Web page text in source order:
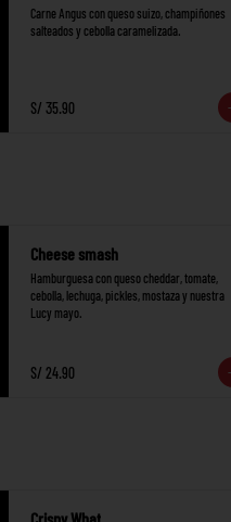
Carne Angus con queso suizo, champiñones
salteados y cebolla caramelizada.
S/ 35.90
Cheese smash
Hamburguesa con queso cheddar, tomate,
cebolla, lechuga, pickles, mostaza y nuestra
Lucy mayo.
S/ 24.90